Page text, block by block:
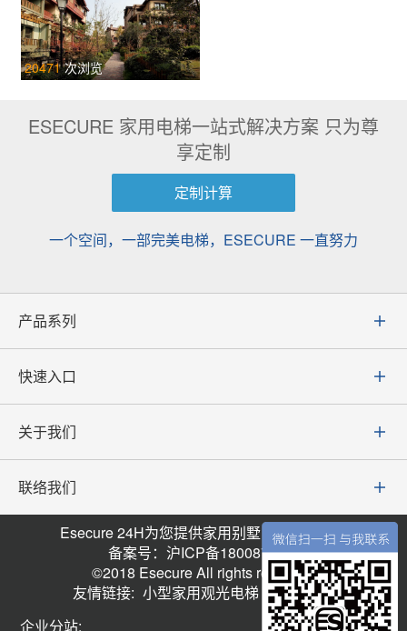
20471 次浏览
ESECURE 家用电梯一站式解决方案 只为尊
享定制
定制计算
一个空间，一部完美电梯，ESECURE 一直努力
产品系列
快速入口
关于我们
联络我们
Esecure 24H为您提供家用别墅电梯技术支持
备案号：沪ICP备18008770号
©2018 Esecure All rights reserved.